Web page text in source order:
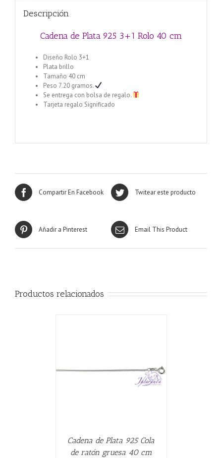
Descripción
Cadena de Plata 925 3+1 Rolo 40 cm
Diseño Rolo 3+1
Plata brillo
Tamaño 40 cm
Peso 7.20 gramos.
Se entrega con bolsa de regalo.
Tarjeta regalo Significado
Compartir En Facebook Twitear este producto
Añadir a Pinterest Email This Product
Productos relacionados
Cadena de Plata 925 Cola
de ratón gruesa 40 cm